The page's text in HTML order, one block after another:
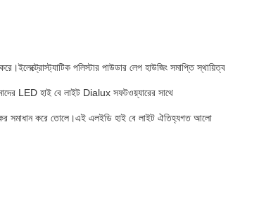
পলিস্টার পাউডার লেপ হাউজিং সমাপ্তি স্থায়িত্ব
LED হাই বে লাইট Dialux সফটওয়্যারের সাথে
সমাধান করে তোলে।এই এলইডি হাই বে লাইট ঐতিহ্যগত আলো